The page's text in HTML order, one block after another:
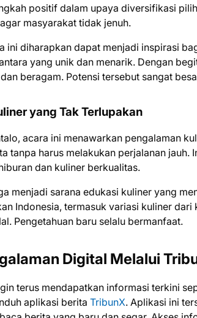
positif dalam upaya diversifikasi
masyarakat tidak jenuh.
ini diharapkan dapat menjadi inspirasi
yang unik dan menarik. Dengan
beragam. Potensi tersebut sangat
yang Tak Terlupakan
acara ini menawarkan pengalaman
tanpa harus melakukan perjalanan
dan kuliner berkualitas.
menjadi sarana edukasi kuliner yang
Indonesia, termasuk variasi kuliner
Pengetahuan baru selalu bermanfaat.
Digital Melalui
terus mendapatkan informasi terkini
aplikasi berita TribunX. Aplikasi ini